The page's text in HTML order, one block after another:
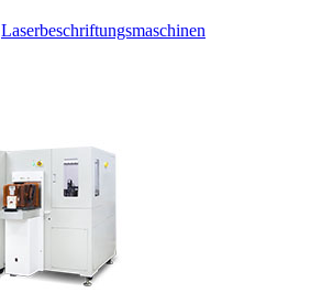
Laserbeschriftungsmaschinen